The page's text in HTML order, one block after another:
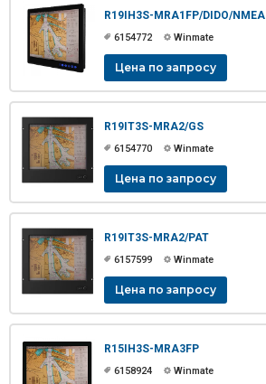
R19IH3S-MRA1FP/DIDO/NMEA
6154772 Winmate
Цена по запросу
R19IT3S-MRA2/GS
6154770 Winmate
Цена по запросу
R19IT3S-MRA2/PAT
6157599 Winmate
Цена по запросу
R15IH3S-MRA3FP
6158924 Winmate